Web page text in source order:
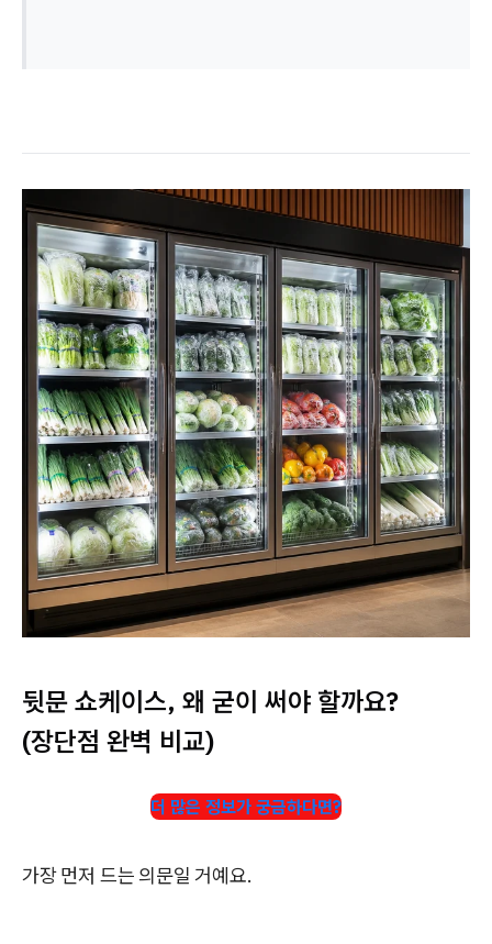
뒷문 쇼케이스, 왜 굳이 써야 할까요?
(장단점 완벽 비교)
더 많은 정보가 궁금하다면?
가장 먼저 드는 의문일 거예요.